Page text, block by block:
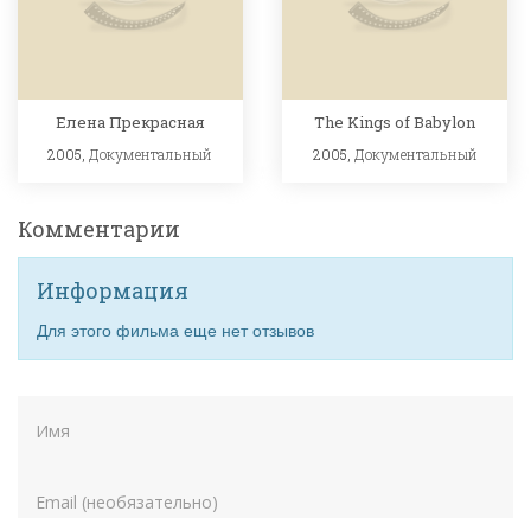
Елена Прекрасная
2005, Документальный
The Kings of Babylon
2005, Документальный
Комментарии
Информация
Для этого фильма еще нет отзывов